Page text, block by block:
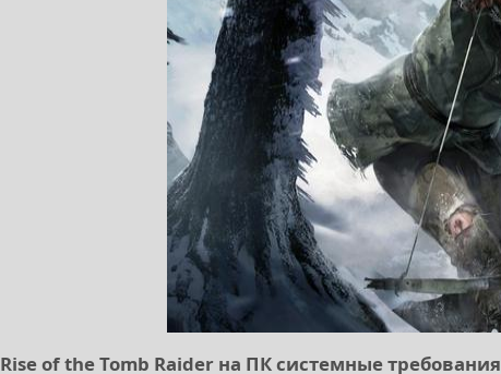
Rise of the Tomb Raider на ПК системные требования